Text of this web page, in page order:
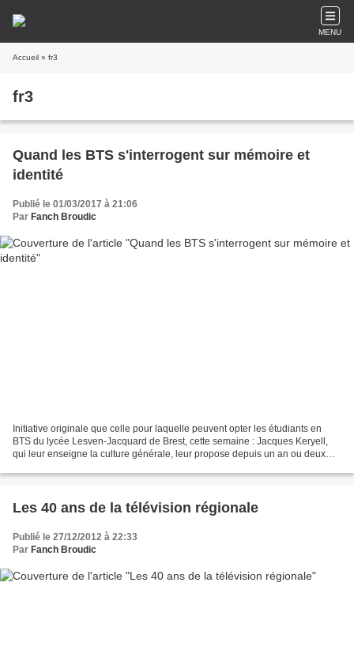
MENU
Accueil » fr3
fr3
Quand les BTS s'interrogent sur mémoire et
identité
Publié le 01/03/2017 à 21:06
Par Fanch Broudic
Initiative originale que celle pour laquelle peuvent opter les étudiants en
BTS du lycée Lesven-Jacquard de Brest, cette semaine : Jacques Keryell,
qui leur enseigne la culture générale, leur propose depuis un an ou deux
Les 40 ans de la télévision régionale
Publié le 27/12/2012 à 22:33
Par Fanch Broudic